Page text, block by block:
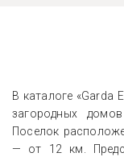
В каталоге «Garda
загородных
Поселок
— от 12 км.